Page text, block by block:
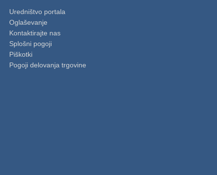
Uredništvo portala
Oglaševanje
Kontaktirajte nas
Splošni pogoji
Piškotki
Pogoji delovanja trgovine